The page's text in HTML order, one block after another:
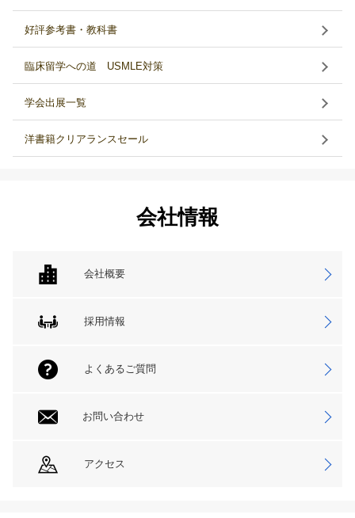
好評参考書・教科書
臨床留学への道 USMLE対策
学会出展一覧
洋書籍クリアランスセール
会社情報
会社概要
採用情報
よくあるご質問
お問い合わせ
アクセス